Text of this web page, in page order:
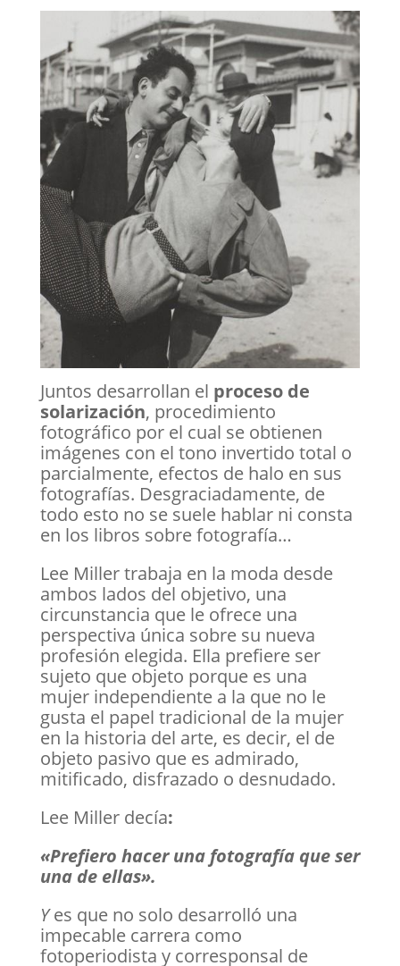
Juntos desarrollan el proceso de
solarización, procedimiento
fotográfico por el cual se obtienen
imágenes con el tono invertido total o
parcialmente, efectos de halo en sus
fotografías. Desgraciadamente, de
todo esto no se suele hablar ni consta
en los libros sobre fotografía…
Lee Miller trabaja en la moda desde
ambos lados del objetivo, una
circunstancia que le ofrece una
perspectiva única sobre su nueva
profesión elegida. Ella prefiere ser
sujeto que objeto porque es una
mujer independiente a la que no le
gusta el papel tradicional de la mujer
en la historia del arte, es decir, el de
objeto pasivo que es admirado,
mitificado, disfrazado o desnudado.
Lee Miller decía:
«Prefiero hacer una fotografía que ser
una de ellas».
Yes que no solo desarrolló una
impecable carrera como
fotoperiodista y corresponsal de